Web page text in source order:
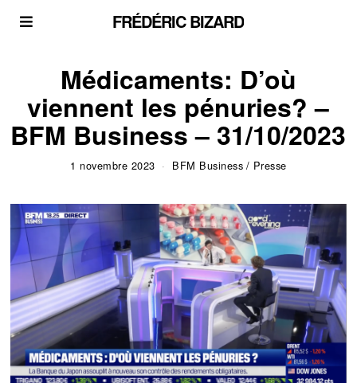
FRÉDÉRIC BIZARD
Médicaments: D’où
viennent les pénuries? –
BFM Business – 31/10/2023
1 novembre 2023 BFM Business / Presse